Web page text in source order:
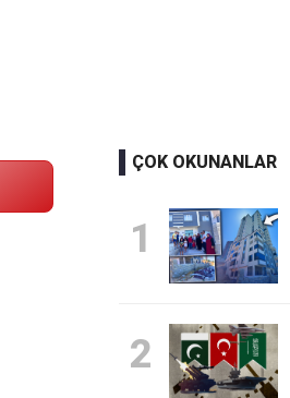
ÇOK OKUNANLAR
1
2